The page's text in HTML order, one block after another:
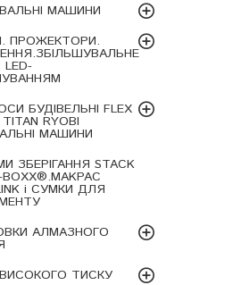
МАШИНИ
ПРОЖЕКТОРИ.
БУДІВЕЛЬНІ FLEX
RYOBI
МАШИНИ
ЗБЕРІГАННЯ STACK
BOXX®.MAKPAC
і СУМКИ ДЛЯ
АЛМАЗНОГО
ТИСКУ